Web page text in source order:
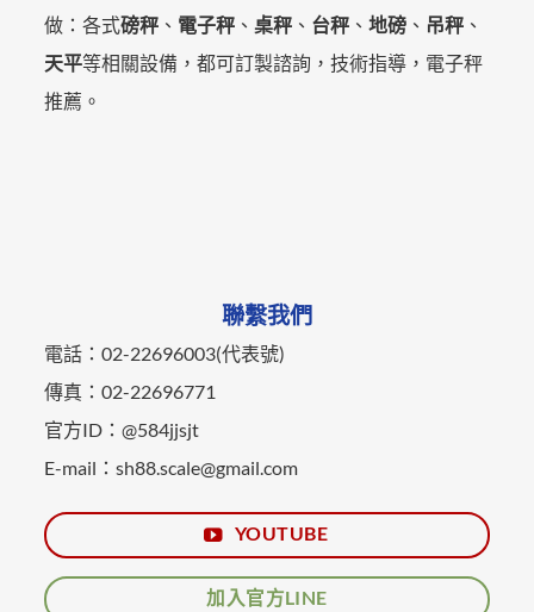
做：各式磅秤 、 電子秤 、桌秤 、 台秤 、地磅 、 吊秤 、
天平等相關設備，都可訂製諮詢，技術指導，電子秤
推薦。
聯繫我們
電話：02-22696003(代表號)
傳真：02-22696771
官方ID：@584jjsjt
E-mail：sh88.scale@gmail.com
YOUTUBE
加入官方LINE